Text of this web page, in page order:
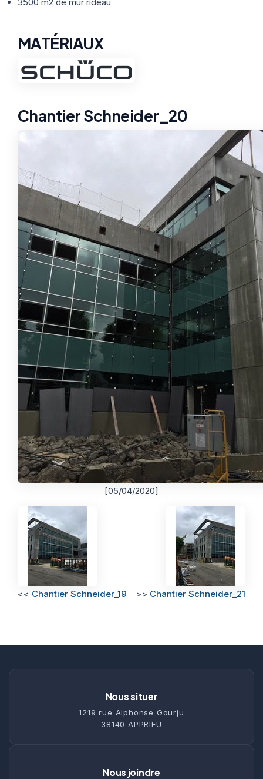
Nos Formules ACTUALITÉS
MATÉRIAUX
Chantier Schneider_20
[05/04/2020]
<< Chantier Schneider_19 >> Chantier Schneider_21
Nous situer
1219 rue Alphonse Gourju
38140 APPRIEU
Nous joindre